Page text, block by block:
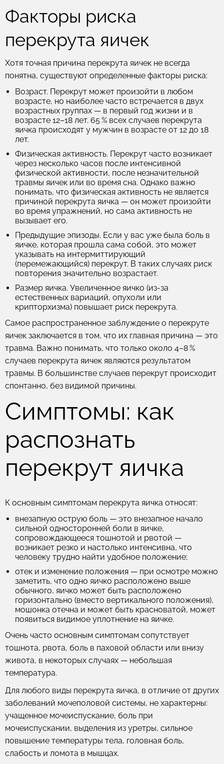
Факторы риска
перекрута яичек
Хотя точная причина перекрута яичек не всегда
понятна, существуют определенные факторы риска:
Возраст. Перекрут может произойти в любом
возрасте, но наиболее часто встречается в двух
возрастных группах — в первый год жизни и в
возрасте 12–18 лет. 65 % всех случаев перекрута
яичка происходят у мужчин в возрасте от 12 до 18
лет.
Физическая активность. Перекрут часто возникает
через несколько часов после интенсивной
физической активности, после незначительной
травмы яичек или во время сна. Однако важно
понимать, что физическая активность не является
причиной перекрута яичка — он может произойти
во время упражнений, но сама активность не
вызывает его.
Предыдущие эпизоды. Если у вас уже была боль в
яичке, которая прошла сама собой, это может
указывать на интермиттирующий
(перемежающийся) перекрут. В таких случаях риск
повторения значительно возрастает.
Размер яичка. Увеличенное яичко (из-за
естественных вариаций, опухоли или
крипторхизма) повышает риск перекрута.
Самое распространенное заблуждение о перекруте
яичек заключается в том, что их главная причина — это
травма. Важно понимать, что только около 4–8 %
случаев перекрута яичек являются результатом
травмы. В большинстве случаев перекрут происходит
спонтанно, без видимой причины.
Симптомы: как
распознать
перекрут яичка
К основным симптомам перекрута яичка относят:
внезапную острую боль — это внезапное начало
сильной односторонней боли в яичке,
сопровождающееся тошнотой и рвотой —
возникает резко и настолько интенсивна, что
человеку трудно найти удобное положение;
отек и изменение положения — при осмотре можно
заметить, что одно яичко расположено выше
обычного, яичко может быть расположено
горизонтально (вместо вертикального положения),
мошонка отечна и может быть красноватой, может
появиться видимое уплотнение на яичке.
Очень часто основным симптомам сопутствует
тошнота, рвота, боль в паховой области или внизу
живота, в некоторых случаях — небольшая
температура.
Для любого виды перекрута яичка, в отличие от других
заболеваний мочеполовой системы, не характерны:
учащенное мочеиспускание, боль при
мочеиспускании, выделения из уретры, сильное
повышение температуры тела, головная боль,
слабость и ломота в мышцах.